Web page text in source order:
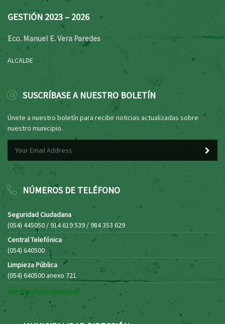
GESTIÓN 2023 – 2026
Eco. Manuel E. Vera Paredes
ALCALDE
SUSCRÍBASE A NUESTRO BOLETÍN
Únete a nuestro boletín para recibir noticias actualizadas sobre
nuestro municipio.
NÚMEROS DE TELÉFONO
Seguridad Ciudadana
(054) 445050 / 914 619 539 / 984 353 629
Central Telefónica
(054) 640500
Limpieza Pública
(054) 640500 anexo 721
Ver directorio municipal